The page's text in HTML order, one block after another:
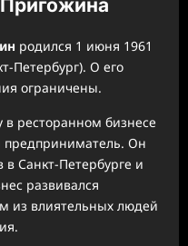
родился 1 июня 1961
Петербург). О его
ограничены.
ресторанном бизнесе
предприниматель. Он
в Санкт-Петербурге и
развивался
из влиятельных людей